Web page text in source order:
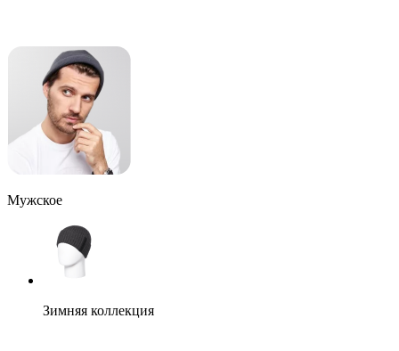
Мужское
Зимняя коллекция